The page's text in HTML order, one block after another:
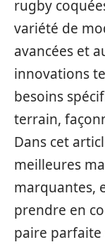
rugby
variété de
avancées et
innovations
besoins
terrain,
Dans cet
meilleures
marquantes,
prendre en
paire parfaite